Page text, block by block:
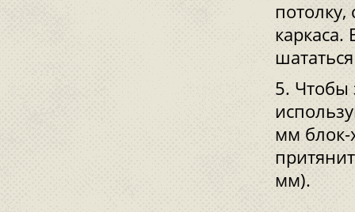
потолку,
Чтобы
мм блок-
мм).